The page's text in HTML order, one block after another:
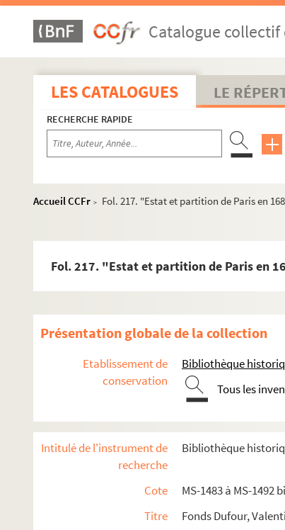
Catalogue collectif
LES CATALOGUES LE
RECHERCHE RAPIDE
Accueil CCFr >
Fol. 217. "Estat et partition de Paris en
Fol. 217. "Estat et partition de Paris en
Présentation globale de la collection
Etablissement de
conservation
Bibliothèque
Tous les
Intitulé de l'instrument de
recherche
Bibliothèque
Cote
MS-1483 à MS-1492
Titre
Fonds Dufour,